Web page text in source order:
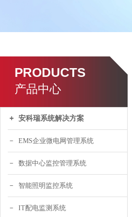
PRODUCTS
产品中心
安科瑞系统解决方案
EMS企业微电网管理系统
数据中心监控管理系统
智能照明监控系统
IT配电监测系统